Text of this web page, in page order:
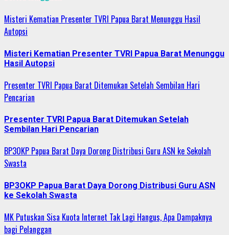
Misteri Kematian Presenter TVRI Papua Barat Menunggu Hasil
Autopsi
Misteri Kematian Presenter TVRI Papua Barat Menunggu
Hasil Autopsi
Presenter TVRI Papua Barat Ditemukan Setelah Sembilan Hari
Pencarian
Presenter TVRI Papua Barat Ditemukan Setelah
Sembilan Hari Pencarian
BP3OKP Papua Barat Daya Dorong Distribusi Guru ASN ke Sekolah
Swasta
BP3OKP Papua Barat Daya Dorong Distribusi Guru ASN
ke Sekolah Swasta
MK Putuskan Sisa Kuota Internet Tak Lagi Hangus, Apa Dampaknya
bagi Pelanggan